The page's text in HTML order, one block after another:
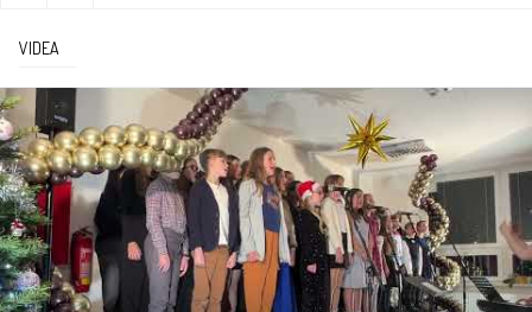
VIDEA